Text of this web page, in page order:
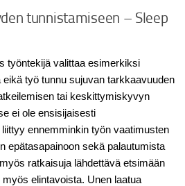
tunnistamiseen – Sleep
työntekijä valittaa esimerkiksi
työ tunnu sujuvan tarkkaavuuden
tai keskittymiskyvyn
ei ole ensisijaisesti
ennemminkin työn vaatimusten
epätasapainoon sekä palautumista
ratkaisuja lähdettävä etsimään
elintavoista. Unen laatua